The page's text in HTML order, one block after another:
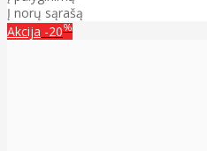
Į norų sąrašą
Akcija -20%